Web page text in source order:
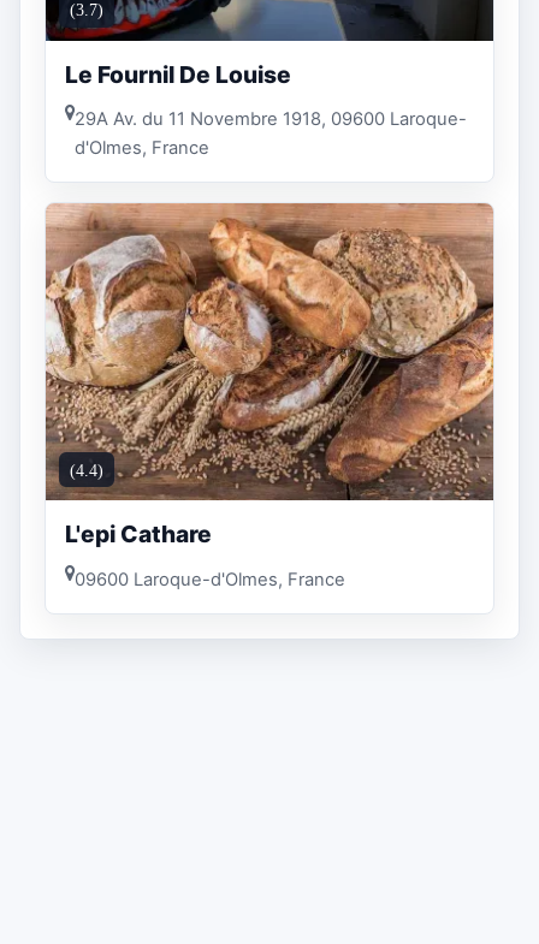
(3.7)
Le Fournil De Louise
29A Av. du 11 Novembre 1918, 09600 Laroque-
d'Olmes, France
(4.4)
L'epi Cathare
09600 Laroque-d'Olmes, France